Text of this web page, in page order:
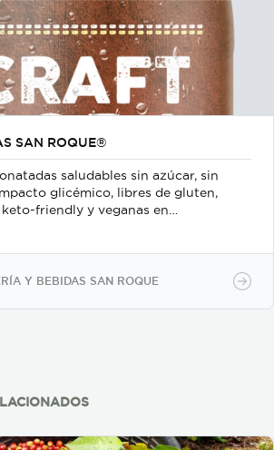
SAN ROQUE®
saludables sin azúcar, sin
glicémico, libres de gluten,
friendly y veganas en
Y BEBIDAS SAN ROQUE